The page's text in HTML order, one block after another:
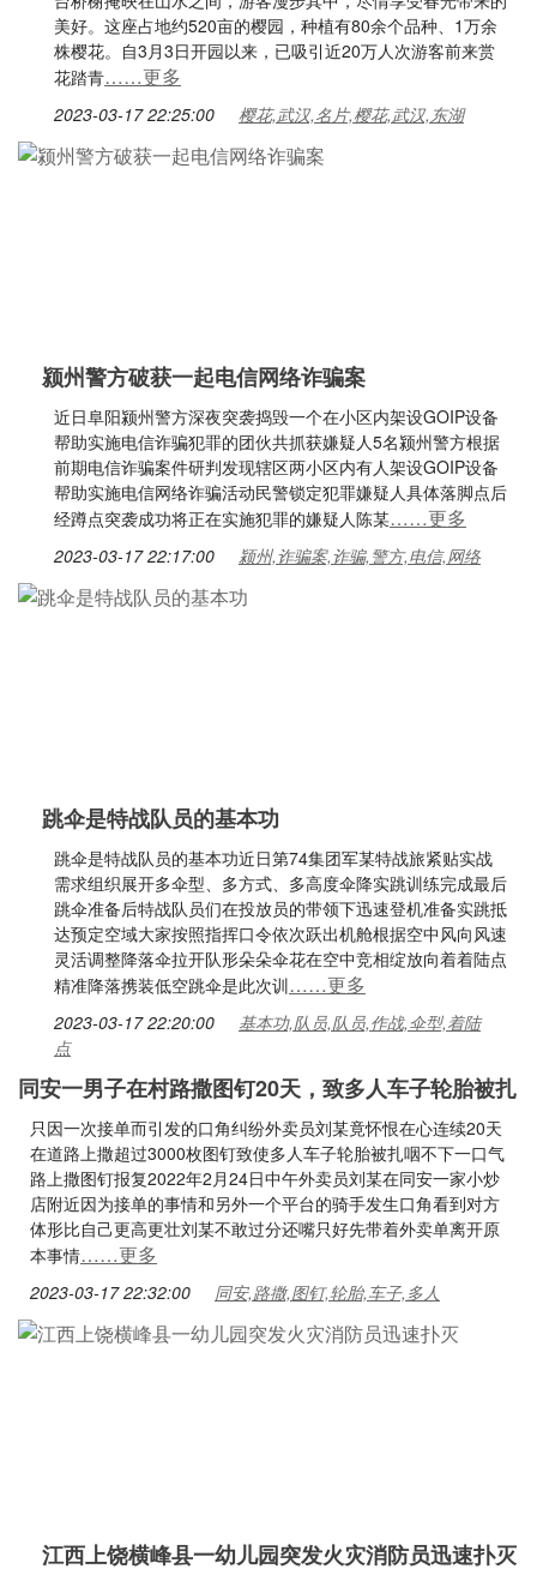
美好。这座占地约520亩的樱园，种植有80余个品种、1万余
株樱花。自3月3日开园以来，已吸引近20万人次游客前来赏
花踏青……更多
2023-03-17 22:25:00 樱花,武汉,名片,樱花,武汉,东湖
颍州警方破获一起电信网络诈骗案
近日阜阳颍州警方深夜突袭捣毁一个在小区内架设GOIP设备
帮助实施电信诈骗犯罪的团伙共抓获嫌疑人5名颍州警方根据
前期电信诈骗案件研判发现辖区两小区内有人架设GOIP设备
帮助实施电信网络诈骗活动民警锁定犯罪嫌疑人具体落脚点后
经蹲点突袭成功将正在实施犯罪的嫌疑人陈某……更多
2023-03-17 22:17:00 颍州,诈骗案,诈骗,警方,电信,网络
跳伞是特战队员的基本功
跳伞是特战队员的基本功近日第74集团军某特战旅紧贴实战
需求组织展开多伞型、多方式、多高度伞降实跳训练完成最后
跳伞准备后特战队员们在投放员的带领下迅速登机准备实跳抵
达预定空域大家按照指挥口令依次跃出机舱根据空中风向风速
灵活调整降落伞拉开队形朵朵伞花在空中竞相绽放向着着陆点
精准降落携装低空跳伞是此次训……更多
2023-03-17 22:20:00
基本功,队员,队员,作战,伞型,着陆
点
同安一男子在村路撒图钉20天，致多人车子轮胎被扎
只因一次接单而引发的口角纠纷外卖员刘某竟怀恨在心连续20天
在道路上撒超过3000枚图钉致使多人车子轮胎被扎咽不下一口气
路上撒图钉报复2022年2月24日中午外卖员刘某在同安一家小炒
店附近因为接单的事情和另外一个平台的骑手发生口角看到对方
体形比自己更高更壮刘某不敢过分还嘴只好先带着外卖单离开原
本事情……更多
2023-03-17 22:32:00 同安,路撒,图钉,轮胎,车子,多人
江西上饶横峰县一幼儿园突发火灾消防员迅速扑灭